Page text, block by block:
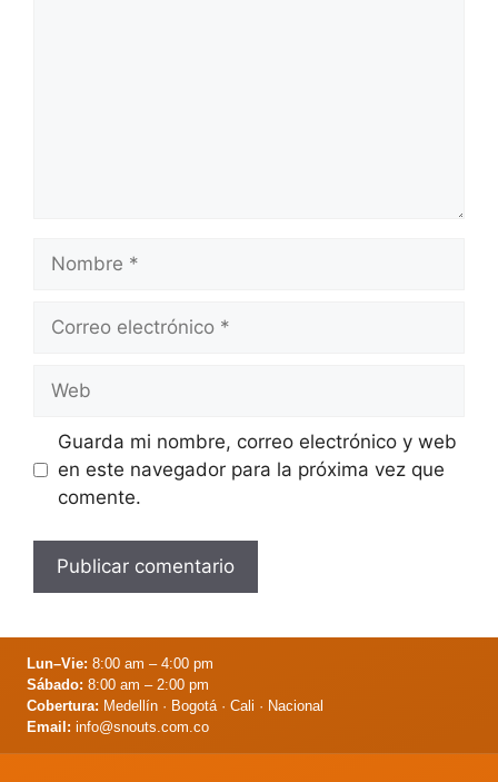
Nombre
Correo
Web
Guarda mi nombre, correo electrónico y web
en este navegador para la próxima vez que
comente.
Lun–Vie: 8:00 am – 4:00 pm
Sábado: 8:00 am – 2:00 pm
Cobertura: Medellín · Bogotá · Cali · Nacional
Email: info@snouts.com.co